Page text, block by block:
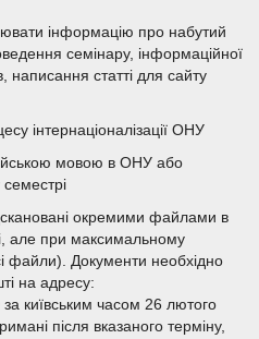
інформацію про набутий
семінару, інформаційної
написання статті для сайту
інтернаціоналізації ОНУ
мовою в ОНУ або
окремими файлами в
але при максимальному
файли). Документи необхідно
на адресу:
київським часом 26 лютого
після вказаного терміну,